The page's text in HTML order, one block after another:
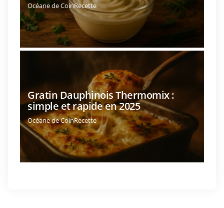
Océane de CoinRecette
Gratin Dauphinois Thermomix :
simple et rapide en 2025
Océane de CoinRecette